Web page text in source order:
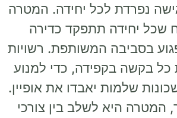
נפרדת לכל יחידה. המטרה
שכל יחידה תתפקד כדירה
בסביבה המשותפת. רשויות
כל בקשה בקפידה, כדי למנוע
שלמות יאבדו את אופיין.
המטרה היא לשלב בין צורכי